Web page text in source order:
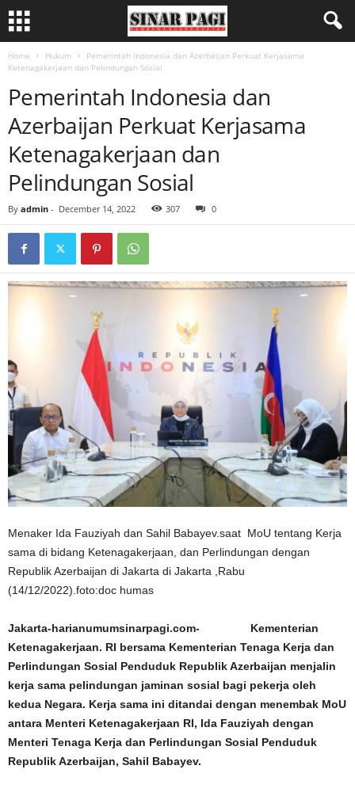
Home Hukum
Pemerintah Indonesia dan Azerbaijan Perkuat Kerjasama
Ketenagakerjaan dan Pelindungan Sosial
Pemerintah Indonesia dan
Azerbaijan Perkuat Kerjasama
Ketenagakerjaan dan
Pelindungan Sosial
By admin - December 14, 2022 307 0
Menaker Ida Fauziyah dan Sahil Babayev.saat MoU tentang Kerja
sama di bidang Ketenagakerjaan, dan Perlindungan dengan
Republik Azerbaijan di Jakarta di Jakarta ,Rabu
(14/12/2022).foto:doc humas
Jakarta-harianumumsinarpagi.com-​ Kementerian
Ketenagakerjaan. RI bersama Kementerian Tenaga Kerja dan
Perlindungan Sosial Penduduk Republik Azerbaijan menjalin
kerja sama pelindungan jaminan sosial bagi pekerja oleh
kedua Negara. Kerja sama ini ditandai dengan menembak MoU
antara Menteri Ketenagakerjaan RI, Ida Fauziyah dengan
Menteri Tenaga Kerja dan Perlindungan Sosial Penduduk
Republik Azerbaijan, Sahil Babayev.